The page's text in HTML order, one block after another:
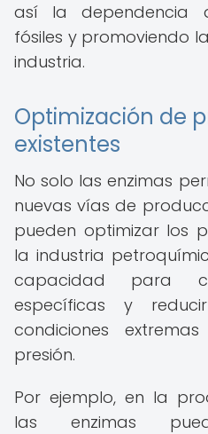
así la dependencia
fósiles y promoviendo
industria.
Optimización de
existentes
No solo las enzimas
nuevas vías de
pueden optimizar los
la industria
capacidad para
específicas y
condiciones
presión.
Por ejemplo, en la
las enzimas